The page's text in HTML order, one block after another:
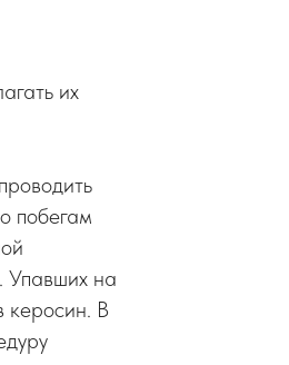
их
побегам
Упавших на
керосин. В